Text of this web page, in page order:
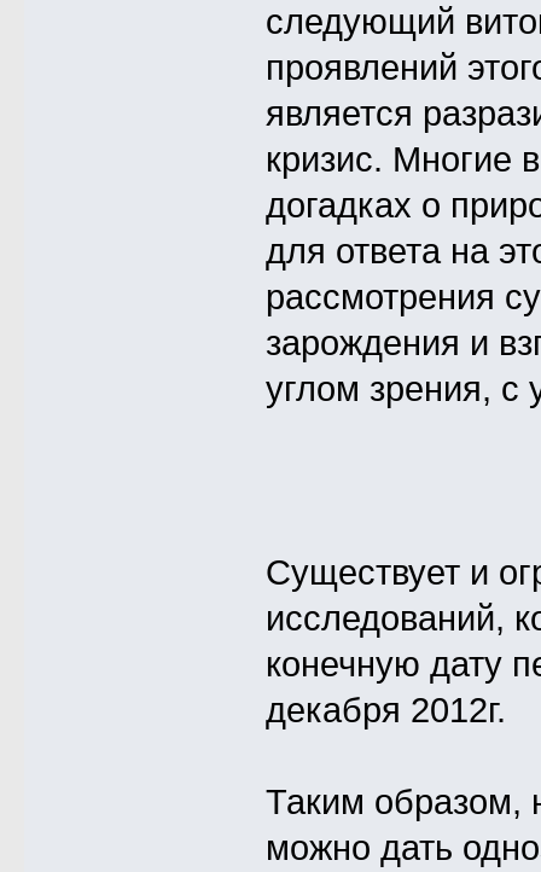
следующий
проявлений
является
кризис. Многие
догадках о
для ответа на
рассмотрения
зарождения и
углом зрения, с
Существует и
исследований,
конечную дату
декабря 2012г.
Таким образом,
можно дать